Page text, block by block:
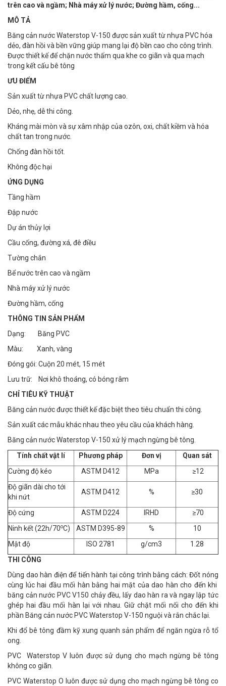
trên cao và ngầm; Nhà máy xử lý nước; Đường hầm, cống...
MÔ TẢ
Băng cản nước Waterstop V-150 được sản xuất từ nhựa PVC hóa
dẻo, đàn hồi và bền vững giúp mang lại độ bền cao cho công trình.
Được thiết kế để chặn nước thấm qua khe co giãn và qua mạch
trong kết cấu bê tông
ƯU ĐIỂM
Sản xuất từ nhựa PVC chất lượng cao.
Dẻo, nhẹ, dễ thi công.
Kháng mài mòn và sự xâm nhập của ozôn, oxi, chất kiềm và hóa
chất tan trong nước.
Chống đàn hồi tốt.
Không độc hại
ỨNG DỤNG
Tầng hầm
Đập nước
Dự án thủy lợi
Cầu cống, đường xá, đê điều
Tường chắn
Bể nước trên cao và ngầm
Nhà máy xử lý nước
Đường hầm, cống
THÔNG TIN SẢN PHẨM
Dạng: Băng PVC
Màu: Xanh, vàng
Đóng gói: Cuộn 20 mét, 15 mét
Lưu trữ: Nơi khô thoáng, có bóng râm
CHỈ TIÊU KỸ THUẬT
Băng cản nước được thiết kế đặc biệt theo tiêu chuẩn thi công.
Sản xuất các mẫu khác nhau theo yêu cầu của khách hàng.
Băng cản nước Waterstop V-150 xử lý mạch ngừng bê tông.
Tính chất vật lí
Phương pháp Đơn vị
Quan sát
Cường độ kéo
ASTM D412 MPa
≥12
Độ giãn dài cho tới
khi nứt
ASTM D412 % ≥30
Độ cứng ASTM D224 IRHD
≥70
Ninh kết (22h/70oC) ASTM D395-89 %
10
Mật độ
ISO 2781 g/cm3
1.28
THI CÔNG
Dùng dao hàn điện để tiến hành tại công trình bằng cách: Đốt nóng
cùng lúc hai đầu mối hàn bằng hai mặt của dao hàn cho đến khi
băng cản nước PVC V150 chảy đều, lấy dao hàn ra và ngay lập tức
ghép hai đầu mối hàn lại với nhau. Giữ chặt mối nối cho đến khi
phần Băng cản nước PVC Waterstop V-150 nguội và rắn chắc lại.
Khi đổ bê tông đầm kỹ xung quanh sản phẩm để ngăn ngừa rỗ tổ
ong.
PVC Waterstop V luôn được sử dụng cho mạch ngừng bê tông
không co giãn.
PVC Waterstop O luôn được sử dụng cho mạch ngừng bê tông co